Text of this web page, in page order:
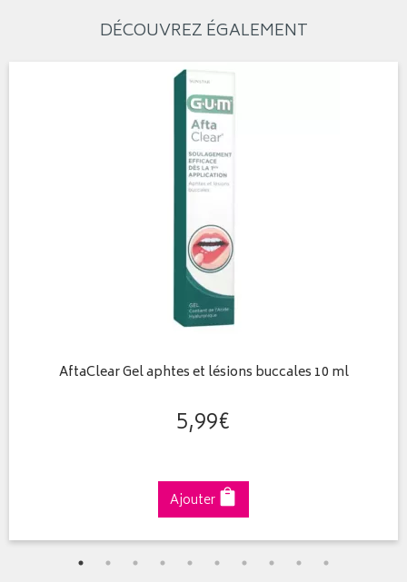
DÉCOUVREZ ÉGALEMENT
AftaClear Gel aphtes et lésions buccales 10 ml
5,99€
Ajouter